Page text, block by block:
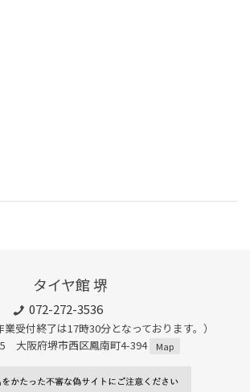
タイヤ館 堺
072-272-3536
受付終了は17時30分となっております。）
大阪府堺市西区鳳南町4-394
Map